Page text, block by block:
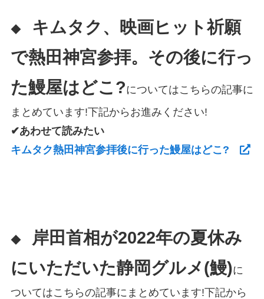
◆
キムタク、映画ヒット祈願
で熱田神宮参拝。その後に行っ
た鰻屋はどこ?についてはこちらの記事に
まとめています!下記からお進みください!
✔あわせて読みたい
キムタク熱田神宮参拝後に行った鰻屋はどこ?
◆
岸田首相が2022年の夏休み
にいただいた静岡グルメ(鰻)に
ついてはこちらの記事にまとめています!下記から